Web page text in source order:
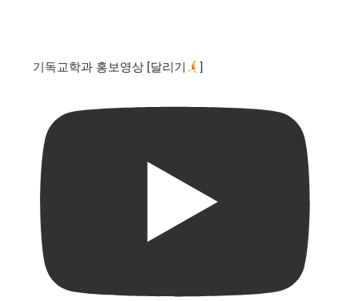
기독교학과 홍보영상 [달리기